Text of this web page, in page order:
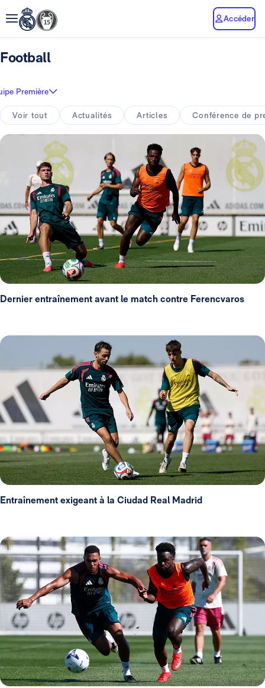
Accéder
Football
Première
Voir tout Actualités Articles Conférence de
Dernier entraînement avant le match contre Ferencvaros
Entraînement exigeant à la Ciudad Real Madrid